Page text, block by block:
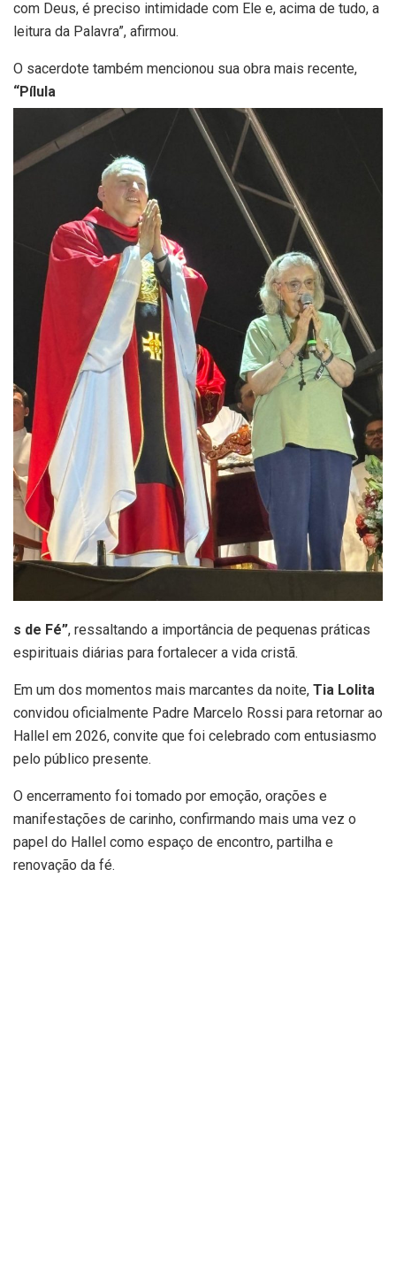
com Deus, é preciso intimidade com Ele e, acima de tudo, a
leitura da Palavra”, afirmou.
O sacerdote também mencionou sua obra mais recente,
“Pílula
s de Fé”, ressaltando a importância de pequenas práticas
espirituais diárias para fortalecer a vida cristã.
Em um dos momentos mais marcantes da noite, Tia Lolita
convidou oficialmente Padre Marcelo Rossi para retornar ao
Hallel em 2026, convite que foi celebrado com entusiasmo
pelo público presente.
O encerramento foi tomado por emoção, orações e
manifestações de carinho, confirmando mais uma vez o
papel do Hallel como espaço de encontro, partilha e
renovação da fé.